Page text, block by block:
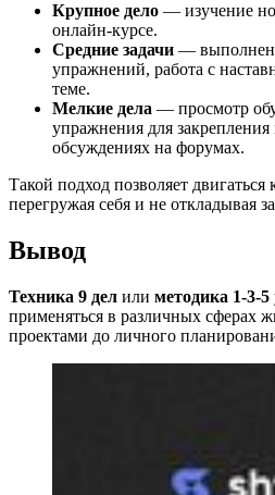
Крупное дело — изучение
онлайн-курсе.
Средние задачи —
упражнений, работа с
теме.
Мелкие дела — просмотр
упражнения для закрепления
обсуждениях на форумах.
Такой подход позволяет
перегружая себя и не откладывая
Вывод
Техника 9 дел или методика 1-3-5
применяться в различных сферах
проектами до личного